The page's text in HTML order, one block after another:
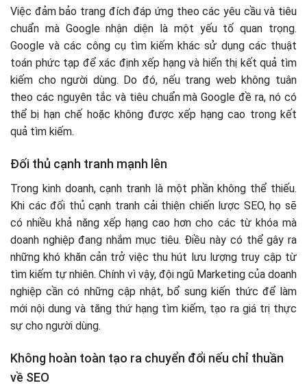
Việc đảm bảo trang đích đáp ứng theo các yêu cầu và tiêu
chuẩn mà Google nhận diện là một yếu tố quan trọng.
Google và các công cụ tìm kiếm khác sử dụng các thuật
toán phức tạp để xác định xếp hạng và hiển thị kết quả tìm
kiếm cho người dùng. Do đó, nếu trang web không tuân
theo các nguyên tắc và tiêu chuẩn mà Google đề ra, nó có
thể bị hạn chế hoặc không được xếp hạng cao trong kết
quả tìm kiếm.
Đối thủ cạnh tranh mạnh lên
Trong kinh doanh, cạnh tranh là một phần không thể thiếu.
Khi các đối thủ cạnh tranh cải thiện chiến lược SEO, họ sẽ
có nhiều khả năng xếp hạng cao hơn cho các từ khóa mà
doanh nghiệp đang nhắm mục tiêu. Điều này có thể gây ra
những khó khăn cản trở việc thu hút lưu lượng truy cập từ
tìm kiếm tự nhiên. Chính vì vậy, đội ngũ Marketing của doanh
nghiệp cần có những cập nhật, bổ sung kiến thức để làm
mới nội dung và tăng thứ hạng tìm kiếm, tạo ra giá trị thực
sự cho người dùng.
Không hoàn toàn tạo ra chuyển đổi nếu chỉ thuần
về SEO